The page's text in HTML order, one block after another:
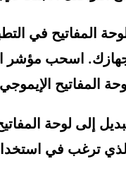
المفاتيح في
بجهازك. اسحب
المفاتيح
إلى لوحة
ترغب في